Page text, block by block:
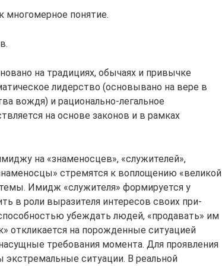
многомерное понятие.
на традициях, обычаях и привычке
лидерство (основывано на вере в
вождя) и рационально-легальное
на основе законов и в рамках
на «знаменосцев», «служителей»,
стремятся к воплощению «великой
Имидж «служителя» формируется у
в роли выразителя интересов своих при­
убеждать людей, «продавать» им
откликается на порожденные ситуацией
требования момента. Для проявления
экстремальные ситуации. В реаль­ной